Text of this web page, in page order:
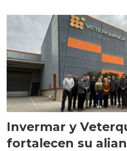
Invermar y
fortalecen su